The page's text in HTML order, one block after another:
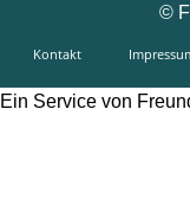
©
Kontakt
Ein Service von